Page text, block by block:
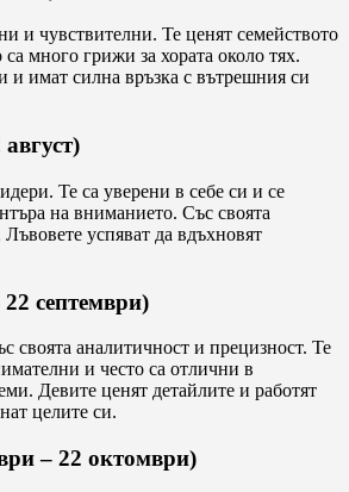
и чувствителни. Те ценят семейството
много грижи за хората около тях.
и имат силна връзка с вътрешния си
Те са уверени в себе си и се
на вниманието. Със своята
Лъвовете успяват да вдъхновят
22 септември)
своята аналитичност и прецизност. Те
и често са отлични в
Девите ценят детайлите и работят
целите си.
– 22 октомври)